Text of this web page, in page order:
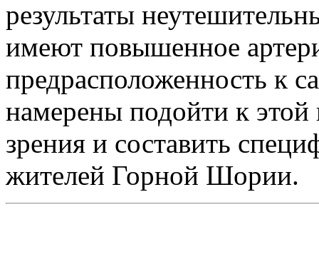
результаты
имеют повышенное
предрасположенность к
намерены подойти к
зрения и составить
жителей Горной Шории.